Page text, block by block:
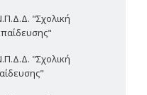
"Σχολική
"Σχολική